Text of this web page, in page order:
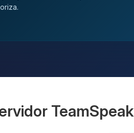
TeamSpeak